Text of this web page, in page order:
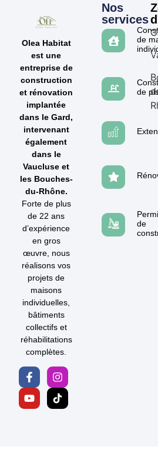
Olea Habitat
est une
entreprise de
construction
et rénovation
implantée
dans le Gard,
intervenant
également
dans le
Vaucluse et
les Bouches-
du-Rhône.
Forte de plus
de 22 ans
d’expérience
en gros
œuvre, nous
réalisons vos
projets de
maisons
individuelles,
bâtiments
collectifs et
réhabilitations
complètes.
Nos
services
de
de
de